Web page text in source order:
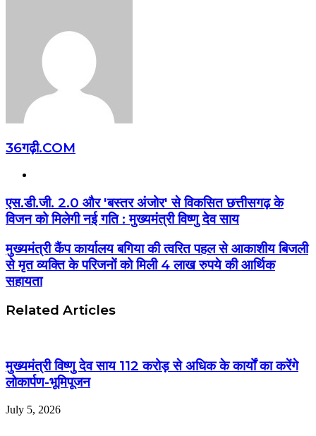
36गढ़ी.COM
एस.डी.जी. 2.0 और 'बस्तर अंजोर' से विकसित छत्तीसगढ़ के
विजन को मिलेगी नई गति : मुख्यमंत्री विष्णु देव साय
मुख्यमंत्री कैंप कार्यालय बगिया की त्वरित पहल से आकाशीय बिजली
से मृत व्यक्ति के परिजनों को मिली 4 लाख रुपये की आर्थिक
सहायता
Related Articles
मुख्यमंत्री विष्णु देव साय 112 करोड़ से अधिक के कार्यों का करेंगे
लोकार्पण-भूमिपूजन
July 5, 2026